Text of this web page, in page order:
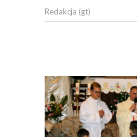
Redakcja (gt)